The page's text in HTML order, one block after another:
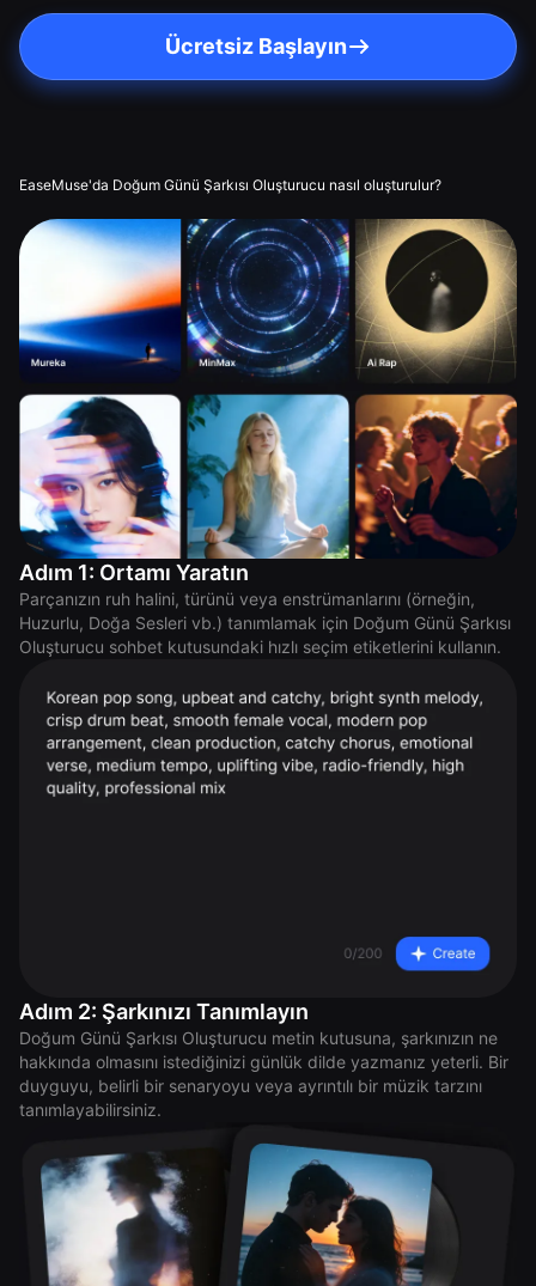
Ücretsiz Başlayın
EaseMuse'da Doğum Günü Şarkısı Oluşturucu nasıl oluşturulur?
Adım 1: Ortamı Yaratın
Parçanızın ruh halini, türünü veya enstrümanlarını (örneğin,
Huzurlu, Doğa Sesleri vb.) tanımlamak için Doğum Günü Şarkısı
Oluşturucu sohbet kutusundaki hızlı seçim etiketlerini kullanın.
Adım 2: Şarkınızı Tanımlayın
Doğum Günü Şarkısı Oluşturucu metin kutusuna, şarkınızın ne
hakkında olmasını istediğinizi günlük dilde yazmanız yeterli. Bir
duyguyu, belirli bir senaryoyu veya ayrıntılı bir müzik tarzını
tanımlayabilirsiniz.